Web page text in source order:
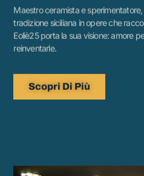
tradizione siciliana in opere che
Eoliè25 porta la sua visione: amore
reinventarle.
Scopri Di Più